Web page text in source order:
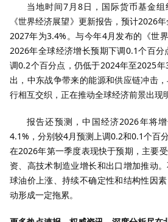
当地时间7月8日，国际货币基金
《世界经济展望》更新报告，预计2026
2027年为3.4%。与今年4月发布的《世
2026年全球经济增长预期下调0.1个百
调0.2个百分点，仍低于2024年至2025
出，中东战争带来的能源和供应链冲击
行相互交织，正在推动全球经济前景出现
报告还预测，中国经济2026年将
4.1%，分别较4月预测上调0.2和0.1个百
在2026年第一季度表现快于预期，主要
资、高技术制造业增长和出口增加推动
球油价上涨、持续不确定性和结构性因
动形成一定拖累。